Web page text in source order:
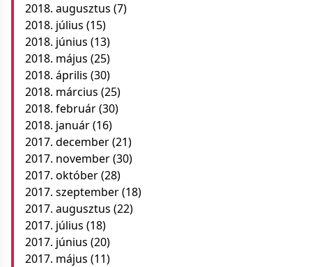
2018. augusztus (7)
2018. július (15)
2018. június (13)
2018. május (25)
2018. április (30)
2018. március (25)
2018. február(30)
2018. január(16)
2017. december(21)
2017. november(30)
2017. október(28)
2017. szeptember(18)
2017. augusztus (22)
2017. július (18)
2017. június (20)
2017. május (11)